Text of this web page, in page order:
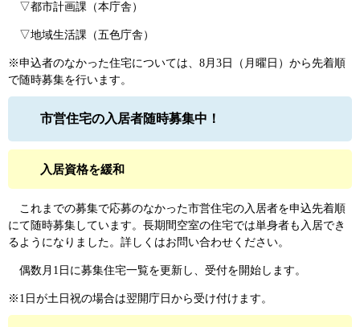
▽都市計画課（本庁舎）
▽地域生活課（五色庁舎）
※申込者のなかった住宅については、8月3日（月曜日）から先着順
で随時募集を行います。
市営住宅の入居者随時募集中！
入居資格を緩和
これまでの募集で応募のなかった市営住宅の入居者を申込先着順
にて随時募集しています。長期間空室の住宅では単身者も入居でき
るようになりました。詳しくはお問い合わせください。
偶数月1日に募集住宅一覧を更新し、受付を開始します。
※1日が土日祝の場合は翌開庁日から受け付けます。